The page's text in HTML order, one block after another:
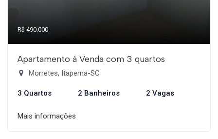
R$ 490.000
Apartamento à Venda com 3 quartos
Morretes, Itapema-SC
3 Quartos 2 Banheiros 2 Vagas
Mais informações